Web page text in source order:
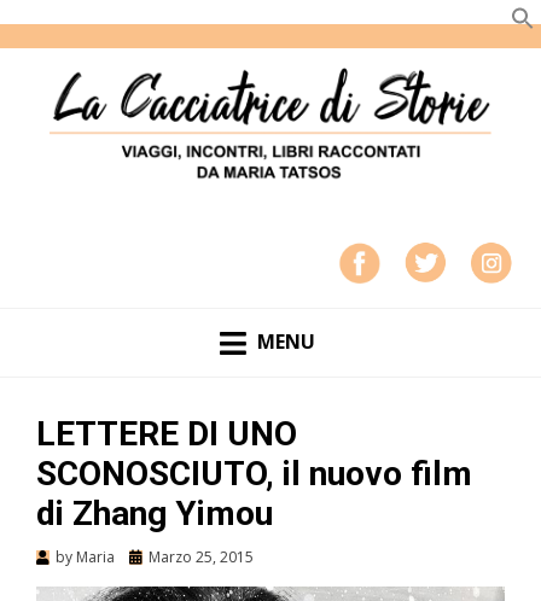
LA CACCIATRICE DI STORIE
VIAGGI, INCONTRI, LIBRI RACCONTATI DA MARIA
TATSOS
MENU
LETTERE DI UNO
SCONOSCIUTO, il nuovo film
di Zhang Yimou
by Maria Marzo 25, 2015